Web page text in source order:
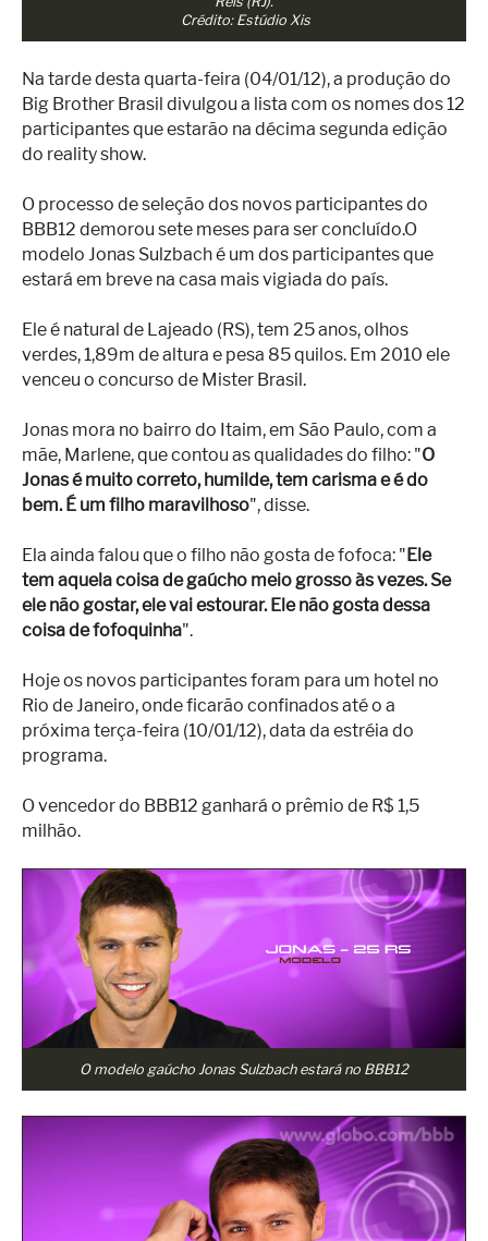
Crédito: Estúdio Xis
Na tarde desta quarta-feira (04/01/12), a produção do
Big Brother Brasil divulgou a lista com os nomes dos 12
participantes que estarão na décima segunda edição
do reality show.
O processo de seleção dos novos participantes do
BBB12 demorou sete meses para ser concluído.O
modelo Jonas Sulzbach é um dos participantes que
estará em breve na casa mais vigiada do país.
Ele é natural de Lajeado (RS), tem 25 anos, olhos
verdes, 1,89m de altura e pesa 85 quilos. Em 2010 ele
venceu o concurso de Mister Brasil.
Jonas mora no bairro do Itaim, em São Paulo, com a
mãe, Marlene, que contou as qualidades do filho: "O
Jonas é muito correto, humilde, tem carisma e é do
bem. É um filho maravilhoso", disse.
Ela ainda falou que o filho não gosta de fofoca: "Ele
tem aquela coisa de gaúcho meio grosso às vezes. Se
ele não gostar, ele vai estourar. Ele não gosta dessa
coisa de fofoquinha".
Hoje os novos participantes foram para um hotel no
Rio de Janeiro, onde ficarão confinados até o a
próxima terça-feira (10/01/12), data da estréia do
programa.
O vencedor do BBB12 ganhará o prêmio de R$ 1,5
milhão.
O modelo gaúcho Jonas Sulzbach estará no BBB12